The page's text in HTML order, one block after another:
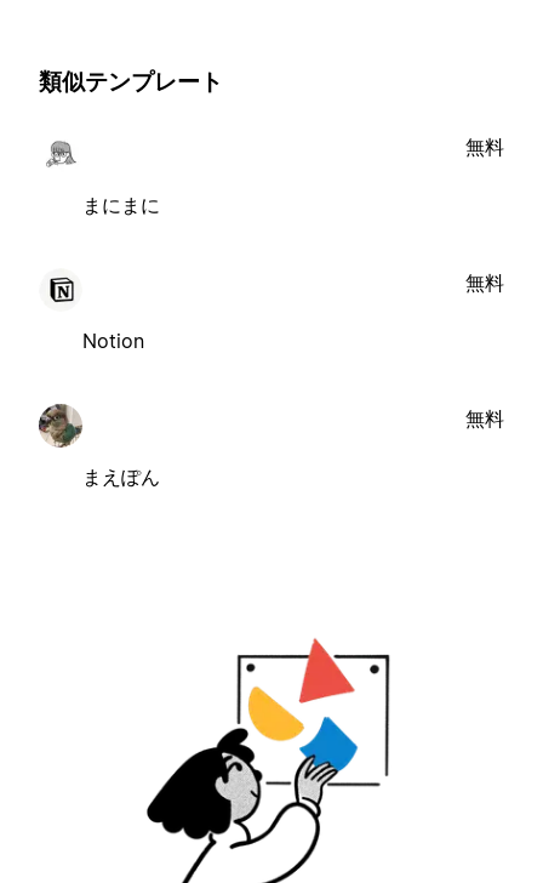
類似テンプレート
まにまに
無料
Notion
無料
まえぽん
無料